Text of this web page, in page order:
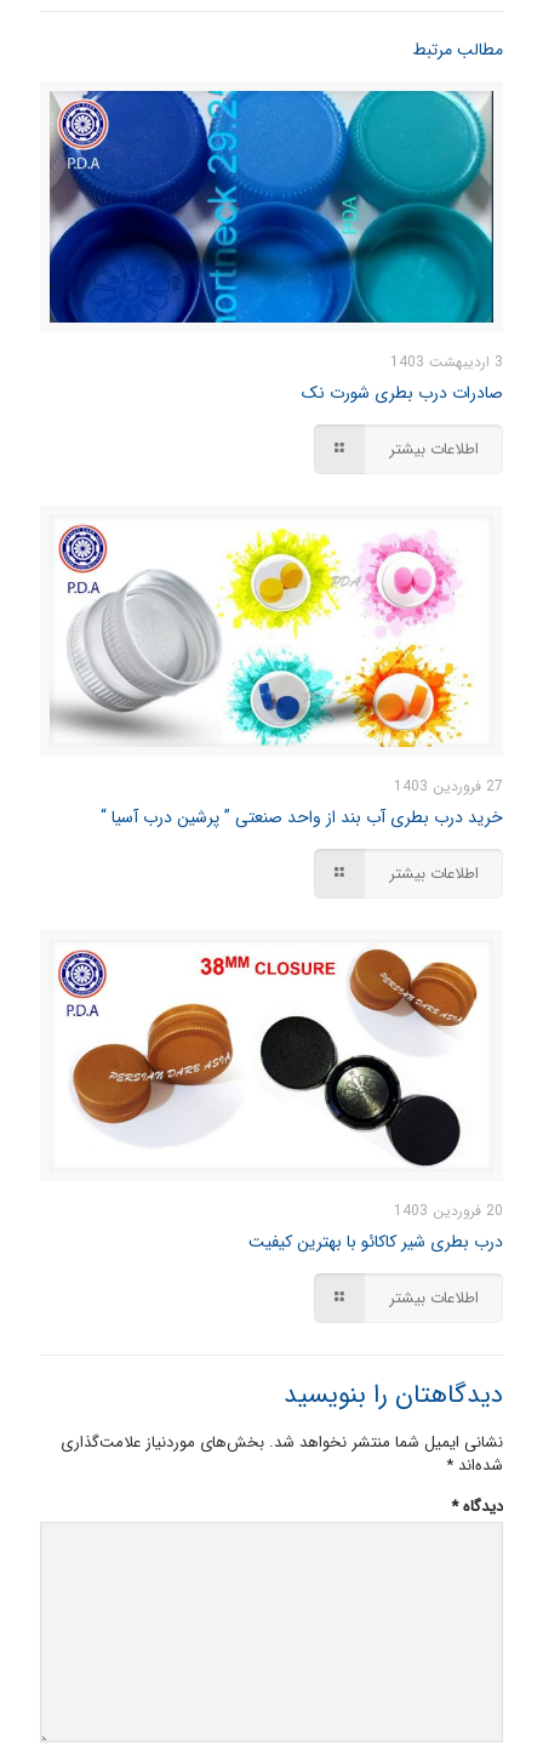
مطالب مرتبط
3 اردیبهشت 1403
صادرات درب بطری شورت نک
اطلاعات بیشتر
27 فروردین 1403
خرید درب بطری آب بند از واحد صنعتی ” پرشین درب آسیا “
اطلاعات بیشتر
20 فروردین 1403
درب بطری شیر کاکائو با بهترین کیفیت
اطلاعات بیشتر
دیدگاهتان را بنویسید
نشانی ایمیل شما منتشر نخواهد شد. بخش‌های موردنیاز علامت‌گذاری
شده‌اند *
دیدگاه*